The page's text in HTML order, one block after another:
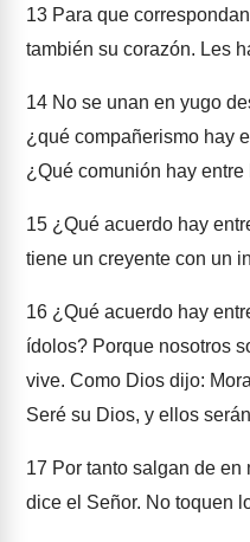
13 Para que
también su corazón. Les
14 No se unan en yugo
¿qué compañerismo hay
¿Qué comunión hay
15 ¿Qué acuerdo hay
tiene un creyente con un
16 ¿Qué acuerdo hay
ídolos? Porque nosotros
vive. Como Dios dijo:
Seré su Dios, y ellos
17 Por tanto salgan de
dice el Señor. No toquen